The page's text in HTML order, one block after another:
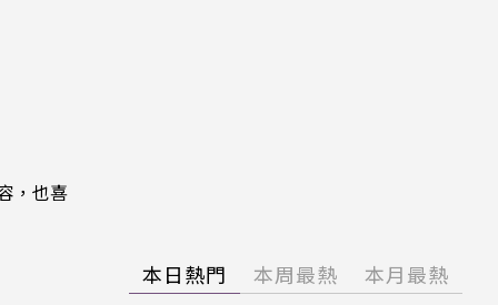
，也喜
本日熱門 本周最熱 本月最熱